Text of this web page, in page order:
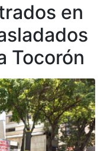
en
Tocorón